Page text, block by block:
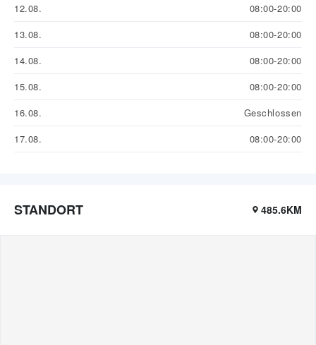
12.08.
08:00-20:00
13.08.
08:00-20:00
14.08.
08:00-20:00
15.08.
08:00-20:00
16.08.
Geschlossen
17.08.
08:00-20:00
STANDORT 485.6KM